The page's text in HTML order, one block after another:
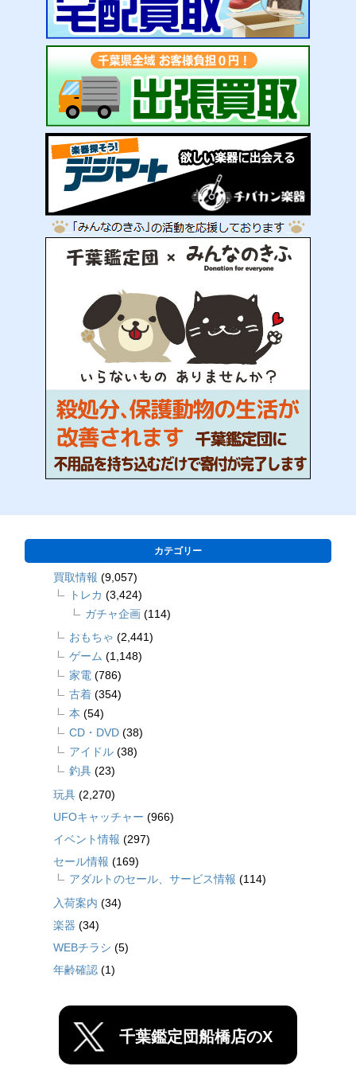
カテゴリー
買取情報 (9,057)
トレカ (3,424)
ガチャ企画 (114)
おもちゃ (2,441)
ゲーム (1,148)
家電 (786)
古着 (354)
本 (54)
CD・DVD (38)
アイドル (38)
釣具 (23)
玩具 (2,270)
UFOキャッチャー (966)
イベント情報 (297)
セール情報 (169)
アダルトのセール、サービス情報 (114)
入荷案内 (34)
楽器 (34)
WEBチラシ (5)
年齢確認 (1)
千葉鑑定団船橋店のX